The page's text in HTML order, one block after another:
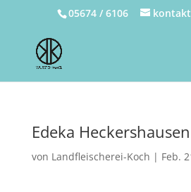
05674 / 6106
Edeka Heckershausen
von Landfleischerei-Koch | Feb.